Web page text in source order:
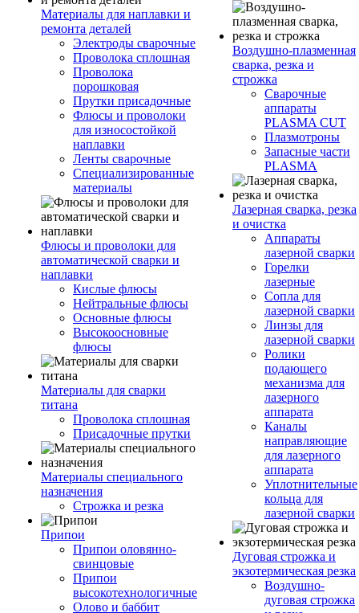
Материалы для наплавки и
ремонта деталей
Электроды сварочные
Проволока сплошная
Проволока
порошковая
Прутки присадочные
Флюсы и проволоки
для износостойкой
наплавки
Ленты сварочные
Специализированные
материалы
Флюсы и проволоки для
автоматической сварки и
наплавки
Кислые флюсы
Нейтральные флюсы
Основные флюсы
Высокоосновные
флюсы
Материалы для сварки
титана
Проволока сплошная
Присадочные прутки
Материалы специального
назначения
Строжка и резка
Припои
Припои оловянно-
свинцовые
Припои
высокотехнологичные
Олово и баббит
Воздушно-плазменная
сварка, резка и
строжка
Сварочные
аппараты
PLASMA CUT
Плазмотроны
Запасные части
PLASMA
Лазерная сварка, резка
и очистка
Аппараты
лазерной сварки
Горелки
лазерные
Сопла для
лазерной сварки
Линзы для
лазерной сварки
Ролики
подающего
механизма для
лазерного
аппарата
Каналы
направляющие
для лазерного
аппарата
Уплотнительные
кольца для
лазерной сварки
Дуговая строжка и
экзотермическая резка
Воздушно-
дуговая строжка